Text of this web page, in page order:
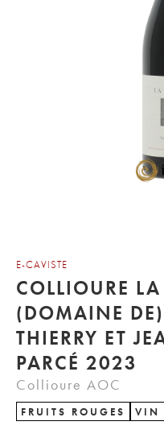
E-CAVISTE
COLLIOURE LA
(DOMAINE
THIERRY ET
PARCÉ 2023
Collioure AOC
FRUITS ROUGES VIN